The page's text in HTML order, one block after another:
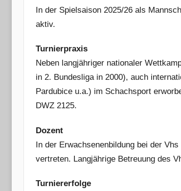
In der Spielsaison 2025/26 als
aktiv.
Turnierpraxis
Neben langjähriger nationaler
in 2. Bundesliga in 2000), auch
Pardubice u.a.) im Schachsport
DWZ 2125.
Dozent
In der Erwachsenenbildung bei der
vertreten. Langjährige Betreuung des
Turniererfolge